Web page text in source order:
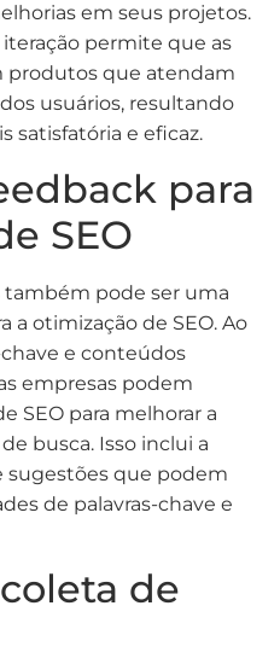
em seus projetos.
permite que as
produtos que atendam
usuários, resultando
satisfatória e eficaz.
para
SEO
também pode ser uma
a otimização de SEO. Ao
e conteúdos
empresas podem
SEO para melhorar a
busca. Isso inclui a
sugestões que podem
de palavras-chave e
de